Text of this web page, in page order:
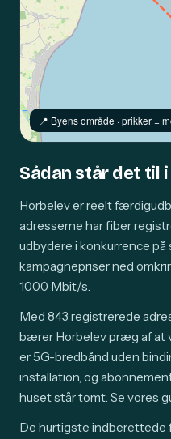
📍️ Byens område · prikker =
Sådan står det til
Horbelev er reelt
adresserne har fiber
udbydere i konkurrence på
kampagnepriser ned
1000 Mbit/s.
Med 843 registrerede
bærer Horbelev præg af at
er 5G-bredbånd uden
installation, og
huset står tomt. Se vores
De hurtigste indberettede